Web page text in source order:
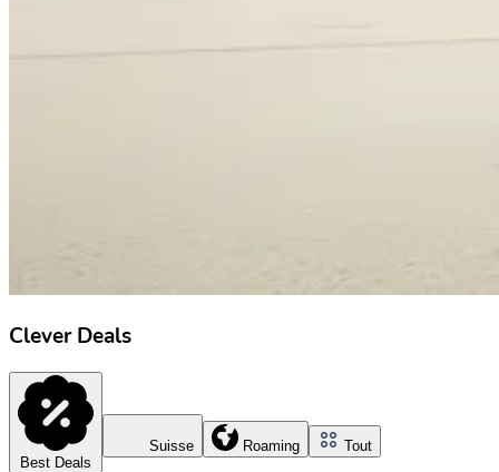
Clever Deals
Best Deals
Suisse Roaming Tout